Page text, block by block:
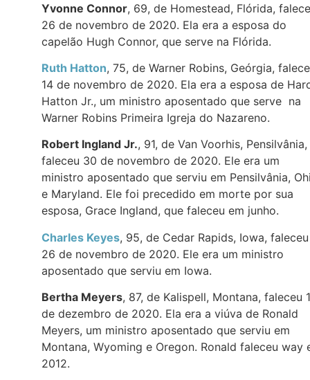
Yvonne Connor, 69, de Homestead, Flórida,
26 de novembro de 2020. Ela era a esposa do
capelão Hugh Connor, que serve na Flórida.
Ruth Hatton, 75, de Warner Robins, Geórgia,
14 de novembro de 2020. Ela era a esposa de
Hatton Jr., um ministro aposentado que serve na
Warner Robins Primeira Igreja do Nazareno.
Robert Ingland Jr., 91, de Van Voorhis, Pensilvânia,
faleceu 30 de novembro de 2020. Ele era um
ministro aposentado que serviu em Pensilvânia,
e Maryland. Ele foi precedido em morte por sua
esposa, Grace Ingland, que faleceu em junho.
Charles Keyes, 95, de Cedar Rapids, Iowa, faleceu
26 de novembro de 2020. Ele era um ministro
aposentado que serviu em Iowa.
Bertha Meyers, 87, de Kalispell, Montana, faleceu 1
de dezembro de 2020. Ela era a viúva de Ronald
Meyers, um ministro aposentado que serviu em
Montana, Wyoming e Oregon. Ronald faleceu way
2012.